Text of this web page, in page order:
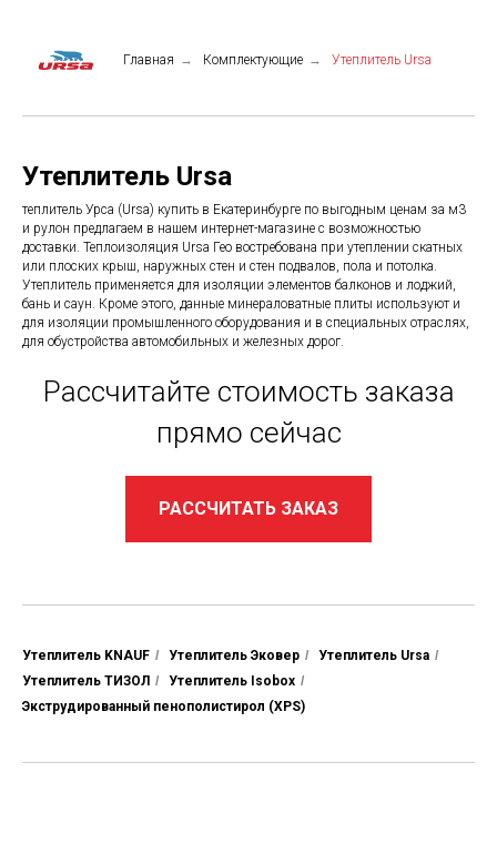
Главная → Комплектующие → Утеплитель Ursa
Утеплитель Ursa
теплитель Урса (Ursa) купить в Екатеринбурге по выгодным ценам за м3
и рулон предлагаем в нашем интернет-магазине с возможностью
доставки. Теплоизоляция Ursa Гео востребована при утеплении скатных
или плоских крыш, наружных стен и стен подвалов, пола и потолка.
Утеплитель применяется для изоляции элементов балконов и лоджий,
бань и саун. Кроме этого, данные минераловатные плиты используют и
для изоляции промышленного оборудования и в специальных отраслях,
для обустройства автомобильных и железных дорог.
Рассчитайте стоимость заказа
прямо сейчас
РАССЧИТАТЬ ЗАКАЗ
Утеплитель KNAUF / Утеплитель Эковер / Утеплитель Ursa /
Утеплитель ТИЗОЛ / Утеплитель Isobox /
Экструдированный пенополистирол (XPS)